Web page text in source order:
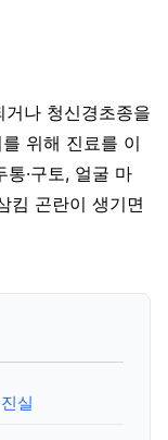
거나 청신경초종을
위해 진료를 이
·구토, 얼굴 마
킴 곤란이 생기면
실